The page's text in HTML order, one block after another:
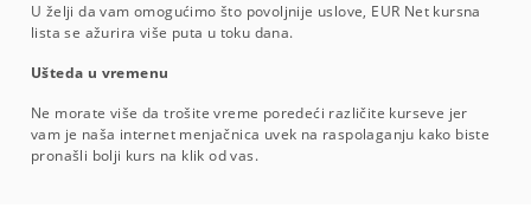
U želji da vam omogućimo što povoljnije uslove, EUR Net kursna
lista se ažurira više puta u toku dana.
Ušteda u vremenu
Ne morate više da trošite vreme poredeći različite kurseve jer
vam je naša internet menjačnica uvek na raspolaganju kako biste
pronašli bolji kurs na klik od vas.